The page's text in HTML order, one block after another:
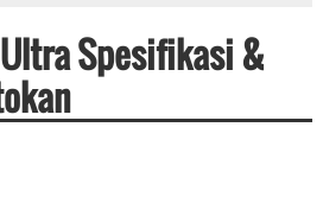
Spesifikasi &